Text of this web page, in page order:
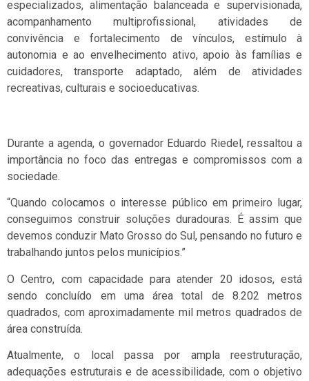
especializados, alimentação balanceada e supervisionada,
acompanhamento multiprofissional, atividades de
convivência e fortalecimento de vínculos, estímulo à
autonomia e ao envelhecimento ativo, apoio às famílias e
cuidadores, transporte adaptado, além de atividades
recreativas, culturais e socioeducativas.
Durante a agenda, o governador Eduardo Riedel, ressaltou a
importância no foco das entregas e compromissos com a
sociedade.
“Quando colocamos o interesse público em primeiro lugar,
conseguimos construir soluções duradouras. É assim que
devemos conduzir Mato Grosso do Sul, pensando no futuro e
trabalhando juntos pelos municípios.”
O Centro, com capacidade para atender 20 idosos, está
sendo concluído em uma área total de 8.202 metros
quadrados, com aproximadamente mil metros quadrados de
área construída.
Atualmente, o local passa por ampla reestruturação,
adequações estruturais e de acessibilidade, com o objetivo